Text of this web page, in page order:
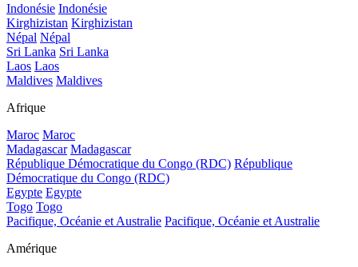
Indonésie Indonésie
Kirghizistan Kirghizistan
Népal Népal
Sri Lanka Sri Lanka
Laos Laos
Maldives Maldives
Afrique
Maroc Maroc
Madagascar Madagascar
République Démocratique du Congo (RDC) République
Démocratique du Congo (RDC)
Egypte Egypte
Togo Togo
Pacifique, Océanie et Australie Pacifique, Océanie et Australie
Amérique